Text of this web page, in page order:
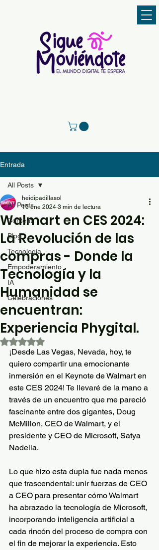
Entrada
All Posts
Content
Blog
Tecnología
Empoderamiento
IA
Celebraciones
All Posts
Walmart en CES 2024:
La Revolución de las
compras - Donde la
Tecnología y la
Humanidad se
encuentran:
Experiencia Phygital.
heidipadillasol
10 ene 2024 3 min de lectura
Obtuvo NaN de 5 estrellas.
¡Desde Las Vegas, Nevada, hoy, te
quiero compartir una emocionante
inmersión en el Keynote de Walmart en
este CES 2024! Te llevaré de la mano a
través de un encuentro que me pareció
fascinante entre dos gigantes, Doug
McMillon, CEO de Walmart, y el
presidente y CEO de Microsoft, Satya
Nadella.
Lo que hizo esta dupla fue nada menos
que trascendental: unir fuerzas de CEO
a CEO para presentar cómo Walmart
ha abrazado la tecnología de Microsoft,
incorporando inteligencia artificial a
cada rincón del proceso de compra con
el fin de mejorar la experiencia. Esto